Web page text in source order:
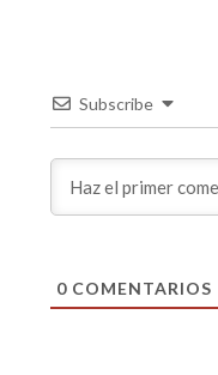
Subscribe
0COMENTARIOS